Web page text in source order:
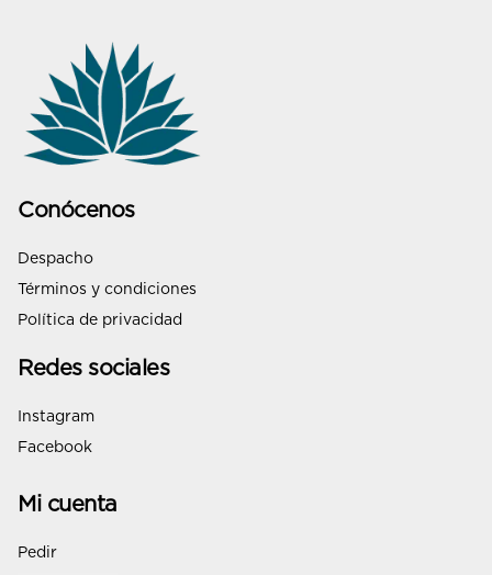
Conócenos
Despacho
Términos y condiciones
Política de privacidad
Redes sociales
Instagram
Facebook
Mi cuenta
Pedir